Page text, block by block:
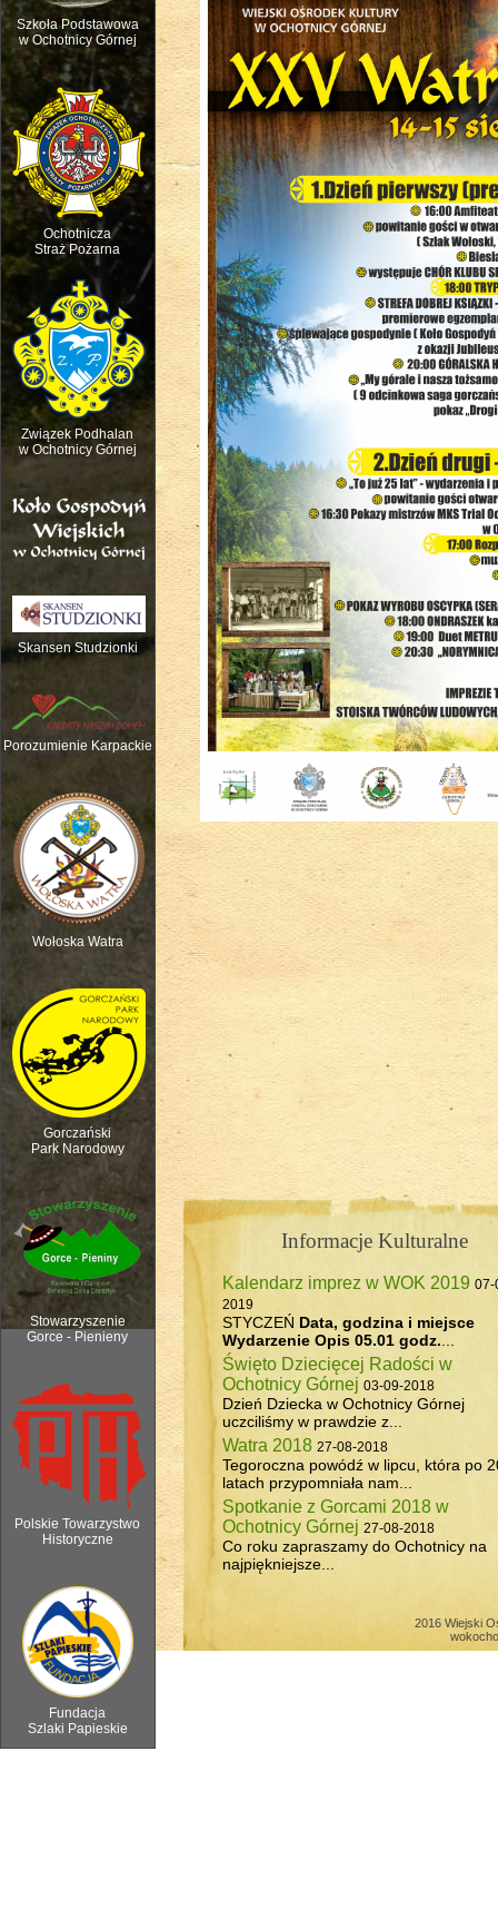
Szkoła Podstawowa
w Ochotnicy Górnej
Ochotnicza
Straż Pożarna
Związek Podhalan
w Ochotnicy Górnej
Skansen Studzionki
Porozumienie Karpackie
Wołoska Watra
Gorczański
Park Narodowy
Stowarzyszenie
Gorce - Pienieny
Polskie Towarzystwo
Historyczne
Fundacja
Szlaki Papieskie
Msza św. w intencji ruchu
Święto dziecięcej Radości - Dzień
Nauka gry na tradycyjnych
Polana Kurnytowa - Forendówki 2018
Rozpoczęcie sezonu pasterskiego, 6
6 sierpnia 2018 - Watra w Ochotnicy
Informacje Kulturalne
Kalendarz imprez w WOK 2019 07-
2019
STYCZEŃ Data, godzina i miejsce
Wydarzenie Opis 05.01 godz.
Święto Dziecięcej Radości w
Ochotnicy Górnej 03-09-2018
Dzień Dziecka w Ochotnicy Górnej
uczciliśmy w prawdzie z...
Watra 2018 27-08-2018
Tegoroczna powódź w lipcu, która po
latach przypomniała nam...
Spotkanie z Gorcami 2018 w
Ochotnicy Górnej 27-08-2018
Co roku zapraszamy do Ochotnicy na
najpiękniejsze...
2016 Wiejski